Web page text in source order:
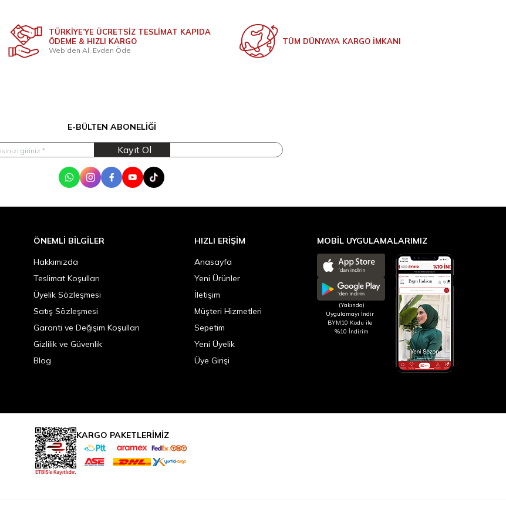
TÜRKİYE’YE ÜCRETSİZ TESLİMAT KAPIDA
ÖDEME & HIZLI KARGO
Web’den Al, Evden Öde
TÜM DÜNYAYA KARGO İMKANI
E-BÜLTEN ABONELIĞI
Kayıt Ol
WhatsAppInstagramFacebookYoutubeTik Tok
ÖNEMLI BILGILER
Hakkımızda
Teslimat Koşulları
Üyelik Sözleşmesi
Satış Sözleşmesi
Garanti ve Değişim Koşulları
Gizlilik ve Güvenlik
Blog
HIZLI ERIŞIM
Anasayfa
Yeni Ürünler
İletişim
Müşteri Hizmetleri
Sepetim
Yeni Üyelik
Üye Girişi
MOBİL UYGULAMALARIMIZ
(Yakında)
Uygulamayı İndir
BYM10 Kodu ile
%10 İndirim
KARGO PAKETLERİMİZ